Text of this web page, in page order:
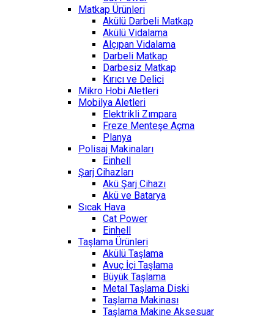
Matkap Ürünleri
Akülü Darbeli Matkap
Akülü Vidalama
Alçıpan Vidalama
Darbeli Matkap
Darbesiz Matkap
Kırıcı ve Delici
Mikro Hobi Aletleri
Mobilya Aletleri
Elektrikli Zımpara
Freze Menteşe Açma
Planya
Polisaj Makinaları
Einhell
Şarj Cihazları
Akü Şarj Cihazı
Akü ve Batarya
Sıcak Hava
Cat Power
Einhell
Taşlama Ürünleri
Akülü Taşlama
Avuç İçi Taşlama
Büyük Taşlama
Metal Taşlama Diski
Taşlama Makinası
Taşlama Makine Aksesuar